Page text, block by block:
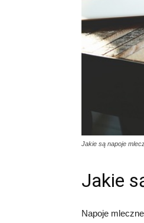
Jakie są napoje
Jakie
Napoje